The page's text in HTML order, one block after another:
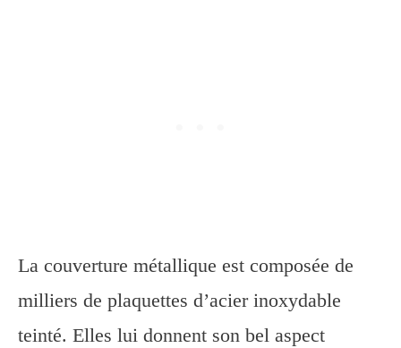
La couverture métallique est composée de
milliers de plaquettes d’acier inoxydable
teinté. Elles lui donnent son bel aspect